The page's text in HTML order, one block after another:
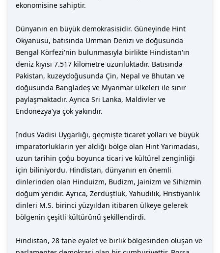
ekonomisine sahiptir.
Dünyanın en büyük demokrasisidir. Güneyinde Hint
Okyanusu, batısında Umman Denizi ve doğusunda
Bengal Körfezi'nin bulunmasıyla birlikte Hindistan'ın
deniz kıyısı 7.517 kilometre uzunluktadır. Batısında
Pakistan, kuzeydoğusunda Çin, Nepal ve Bhutan ve
doğusunda Bangladeş ve Myanmar ülkeleri ile sınır
paylaşmaktadır. Ayrıca Sri Lanka, Maldivler ve
Endonezya'ya çok yakındır.
İndus Vadisi Uygarlığı, geçmişte ticaret yolları ve büyük
imparatorlukların yer aldığı bölge olan Hint Yarımadası,
uzun tarihin çoğu boyunca ticari ve kültürel zenginliği
için biliniyordu. Hindistan, dünyanın en önemli
dinlerinden olan Hinduizm, Budizm, Jainizm ve Sihizmin
doğum yeridir. Ayrıca, Zerdüştlük, Yahudilik, Hristiyanlık
dinleri M.S. birinci yüzyıldan itibaren ülkeye gelerek
bölgenin çeşitli kültürünü şekillendirdi.
Hindistan, 28 tane eyalet ve birlik bölgesinden oluşan ve